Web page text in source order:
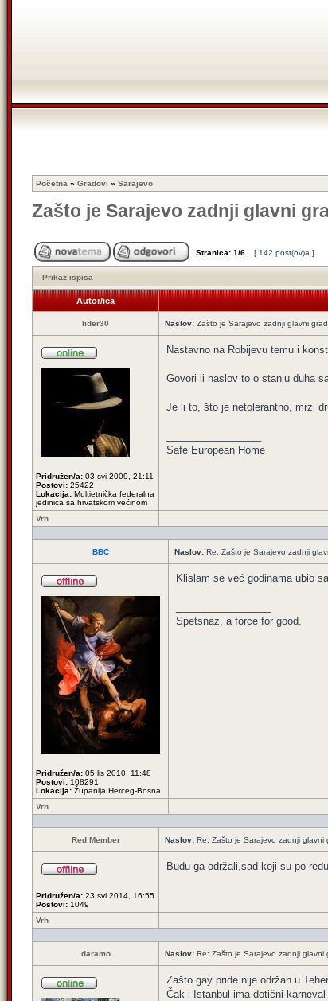
Početna » Gradovi » Sarajevo
Zašto je Sarajevo zadnji glavni
Stranica: 1/6 [ 142 post(ov)a ]
Prikaz ispisa
Autor/ica
lider30 Naslov: Zašto je Sarajevo zadnji glavni
Pridružen/a: 03 svi 2009, 21:11
Postovi: 25422
Lokacija: Multietnička federalna
jedinica sa hrvatskom većinom
Nastavno na Robijevu temu i
Govori li naslov to o stanju duha
Je li to, što je netolerantno, mrzi
Safe European Home
Vrh
BBC Naslov: Re: Zašto je Sarajevo zadnji
Pridružen/a: 05 lis 2010, 11:48
Postovi: 108291
Lokacija: Županija Herceg-Bosna
Klislam se već godinama ubio
Spetsnaz, a force for good.
Vrh
Red Member Naslov: Re: Zašto je Sarajevo zadnji
Pridružen/a: 23 svi 2014, 16:55
Postovi: 1049
Budu ga održali,sad koji su po
Vrh
daramo Naslov: Re: Zašto je Sarajevo zadnji
Zašto gay pride nije održan u
Čak i Istanbul ima dotični